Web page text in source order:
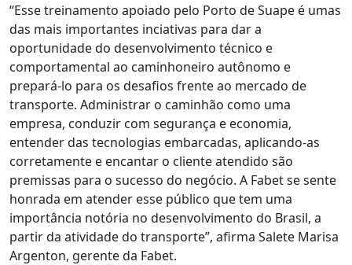
“Esse treinamento apoiado pelo Porto de Suape é umas
das mais importantes inciativas para dar a
oportunidade do desenvolvimento técnico e
comportamental ao caminhoneiro autônomo e
prepará-lo para os desafios frente ao mercado de
transporte. Administrar o caminhão como uma
empresa, conduzir com segurança e economia,
entender das tecnologias embarcadas, aplicando-as
corretamente e encantar o cliente atendido são
premissas para o sucesso do negócio. A Fabet se sente
honrada em atender esse público que tem uma
importância notória no desenvolvimento do Brasil, a
partir da atividade do transporte”, afirma Salete Marisa
Argenton, gerente da Fabet.